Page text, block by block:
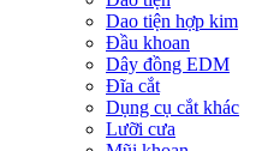
Dao tiện hợp kim
Đầu khoan
Dây đồng EDM
Đĩa cắt
Dụng cụ cắt khác
Lưỡi cưa